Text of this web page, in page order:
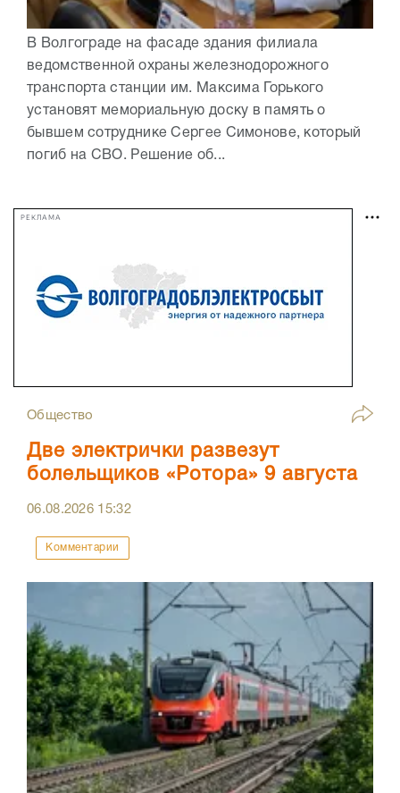
В Волгограде на фасаде здания филиала
ведомственной охраны железнодорожного
транспорта станции им. Максима Горького
установят мемориальную доску в память о
бывшем сотруднике Сергее Симонове, который
погиб на СВО. Решение об...
РЕКЛАМА
Общество
Две электрички развезут
болельщиков «Ротора» 9 августа
06.08.2026 15:32
Комментарии